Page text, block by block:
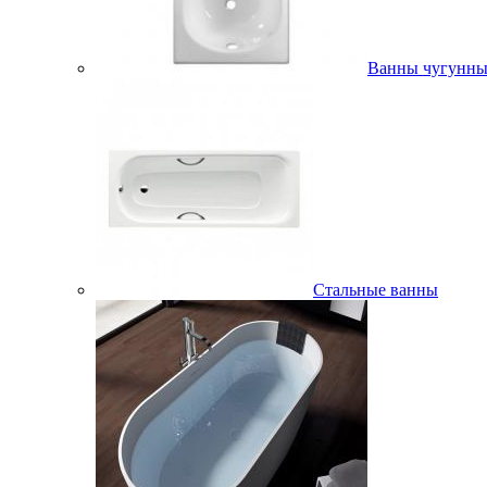
Ванны
Стальные ванны